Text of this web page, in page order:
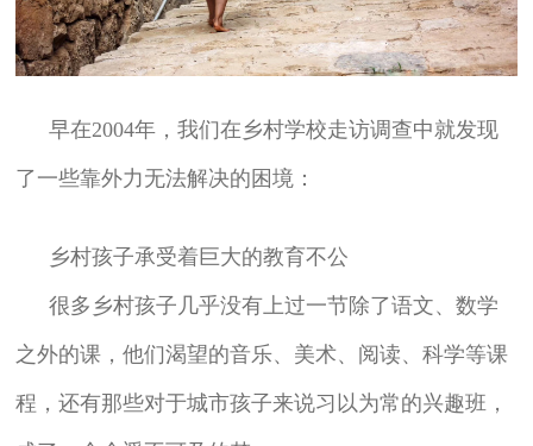
早在2004年，我们在乡村学校走访调查中就发现
了一些靠外力无法解决的困境：
乡村孩子承受着巨大的教育不公
很多乡村孩子几乎没有上过一节除了语文、数学
之外的课，他们渴望的音乐、美术、阅读、科学等课
程，还有那些对于城市孩子来说习以为常的兴趣班，